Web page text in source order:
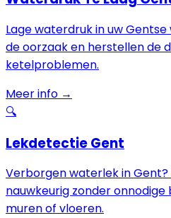
Lage waterdruk in uw
de oorzaak en herstellen de
ketelproblemen.
Meer info →
🔍
Lekdetectie Gent
Verborgen waterlek in Gent?
nauwkeurig zonder
muren of vloeren.